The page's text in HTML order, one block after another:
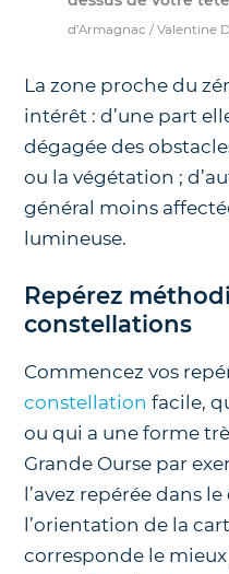
d’Armagnac / Valentine
La zone proche du
intérêt : d’une part
dégagée des
ou la végétation ;
général moins
lumineuse.
Repérez
constellations
Commencez vos
constellation facile,
ou qui a une forme
Grande Ourse par
l’avez repérée dans
l’orientation de la
corresponde le